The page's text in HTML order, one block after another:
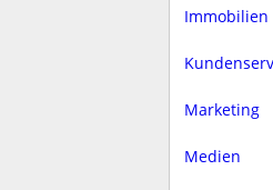
Immobilien
Marketing
Medien